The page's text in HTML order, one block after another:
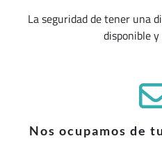
La seguridad de tener una
disponible
Nos ocupamos de